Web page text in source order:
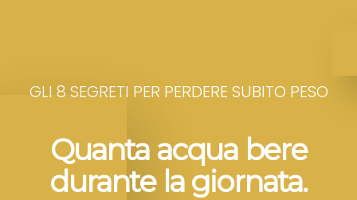
GLI 8 SEGRETI PER PERDERE SUBITO PESO
Quanta acqua bere
durante la giornata.